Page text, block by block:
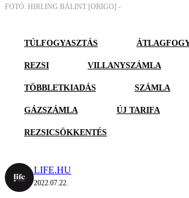
FOTÓ: HIRLING BÁLINT [ORIGO] -
TÚLFOGYASZTÁS
REZSI VILLANYSZÁMLA
TÖBBLETKIADÁS SZÁMLA
GÁZSZÁMLA ÚJ TARIFA
REZSICSÖKKENTÉS
LIFE.HU
2022.07.22.